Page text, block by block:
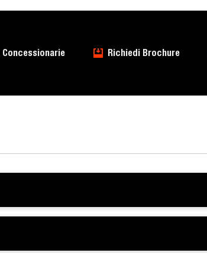
Concessionarie Richiedi Brochure